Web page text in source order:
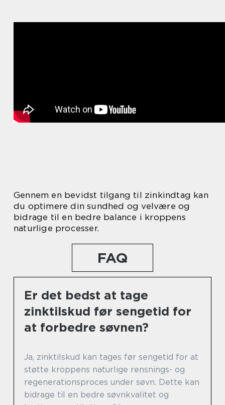
Gennem en bevidst tilgang til zinkindtag kan
du optimere din sundhed og velvære og
bidrage til en bedre balance i kroppens
naturlige processer.
FAQ
Er det bedst at tage
zinktilskud før sengetid for
at forbedre søvnen?
Ja, zinktilskud kan tages før sengetid for at
støtte kroppens naturlige rensnings- og
regenerationsproces under søvn. Dette kan
bidrage til en bedre søvnkvalitet og